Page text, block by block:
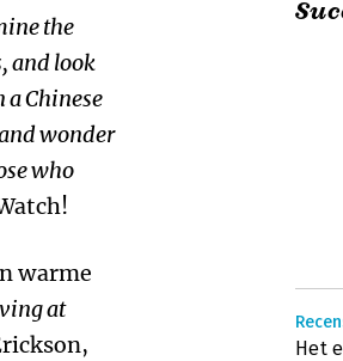
the
and look
Chinese
wonder
who
warme
at
Het